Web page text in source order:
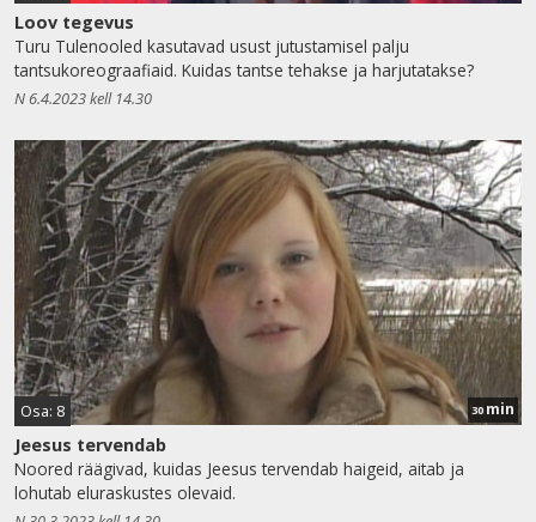
Loov tegevus
Turu Tulenooled kasutavad usust jutustamisel palju
tantsukoreograafiaid. Kuidas tantse tehakse ja harjutatakse?
N 6.4.2023 kell 14.30
Osa: 8 30 min
Jeesus tervendab
Noored räägivad, kuidas Jeesus tervendab haigeid, aitab ja
lohutab eluraskustes olevaid.